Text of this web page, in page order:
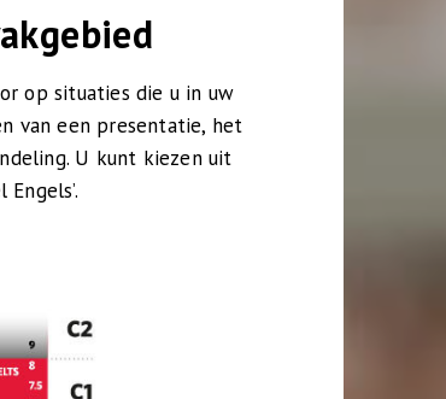
op situaties die u in uw
van een presentatie, het
U kunt kiezen uit